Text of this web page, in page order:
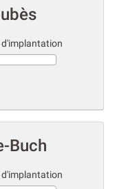
d'implantation
Buch
d'implantation